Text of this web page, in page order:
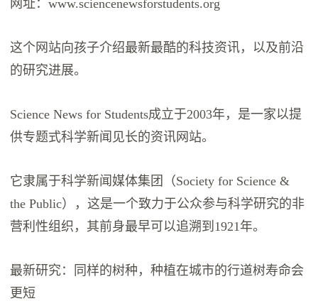
网址：www.sciencenewsforstudents.org
这个网站向孩子介绍最新最酷的科技资讯，以及前沿
的研究进展。
Science News for Students成立于2003年，是一家以提
供专题式科学新闻见长的资讯网站。
它隶属于科学新闻媒体集团（Society for Science &
the Public），这是一个致力于公众参与科学研究的非
营利性组织，其前身最早可以追溯到1921年。
最新研究：同样的树种，种植在城市的行道树寿命会
更短